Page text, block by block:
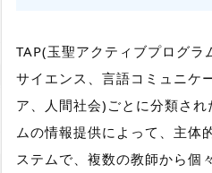
TAP(玉聖アクティブプログラ
サイエンス、言語コミュニケ
ア、人間社会)ごとに分類さ
ムの情報提供によって、主体
ステムで、複数の教師から個